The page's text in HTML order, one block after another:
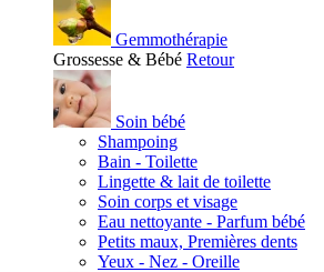
Gemmothérapie
Grossesse & Bébé Retour
Soin bébé
Shampoing
Bain - Toilette
Lingette & lait de toilette
Soin corps et visage
Eau nettoyante - Parfum bébé
Petits maux, Premières dents
Yeux - Nez - Oreille